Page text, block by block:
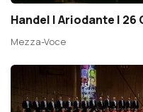
Handel | Ariodante | 26
Mezza-Voce